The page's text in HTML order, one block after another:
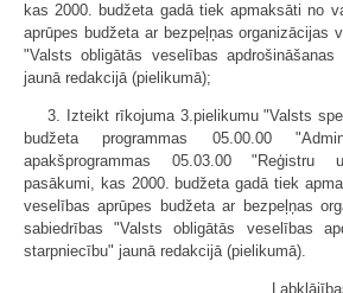
kas 2000. budžeta gadā tiek apmaksāti no
aprūpes budžeta ar bezpeļņas organizācijas
"Valsts obligātās veselības apdrošināšanas
jaunā redakcijā (pielikumā);
3. Izteikt rīkojuma 3.pielikumu "Valsts
budžeta programmas 05.00.00
apakšprogrammas 05.03.00 "Reģistru
pasākumi, kas 2000. budžeta gadā tiek
veselības aprūpes budžeta ar bezpeļņas
sabiedrības "Valsts obligātās veselības
starpniecību" jaunā redakcijā (pielikumā).